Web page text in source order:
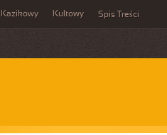
Kazikowy Kultowy Spis Treści